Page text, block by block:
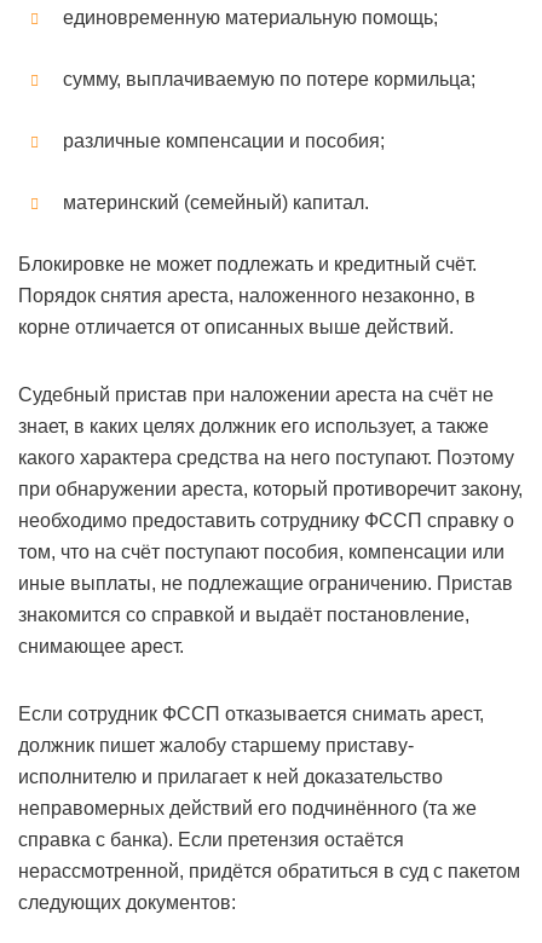
единовременную материальную помощь;
сумму, выплачиваемую по потере кормильца;
различные компенсации и пособия;
материнский (семейный) капитал.
Блокировке не может подлежать и кредитный счёт.
Порядок снятия ареста, наложенного незаконно, в
корне отличается от описанных выше действий.
Судебный пристав при наложении ареста на счёт не
знает, в каких целях должник его использует, а также
какого характера средства на него поступают. Поэтому
при обнаружении ареста, который противоречит закону,
необходимо предоставить сотруднику ФССП справку о
том, что на счёт поступают пособия, компенсации или
иные выплаты, не подлежащие ограничению. Пристав
знакомится со справкой и выдаёт постановление,
снимающее арест.
Если сотрудник ФССП отказывается снимать арест,
должник пишет жалобу старшему приставу-
исполнителю и прилагает к ней доказательство
неправомерных действий его подчинённого (та же
справка с банка). Если претензия остаётся
нерассмотренной, придётся обратиться в суд с пакетом
следующих документов: